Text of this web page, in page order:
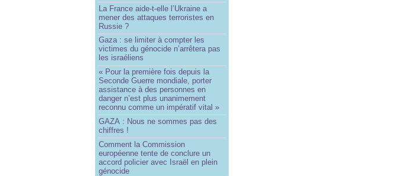
La France aide-t-elle l’Ukraine a
mener des attaques terroristes en
Russie ?
Gaza : se limiter à compter les
victimes du génocide n’arrêtera pas
les israéliens
« Pour la première fois depuis la
Seconde Guerre mondiale, porter
assistance à des personnes en
danger n’est plus unanimement
reconnu comme un impératif vital »
GAZA : Nous ne sommes pas des
chiffres !
Comment la Commission
européenne tente de conclure un
accord policier avec Israël en plein
génocide